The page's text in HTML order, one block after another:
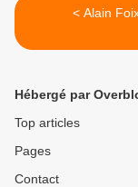
< Alain
Hébergé par
Top articles
Pages
Contact